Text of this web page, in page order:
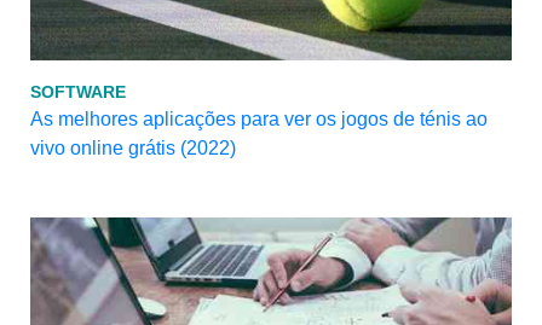
SOFTWARE
As melhores aplicações para ver os jogos de ténis ao
vivo online grátis (2022)